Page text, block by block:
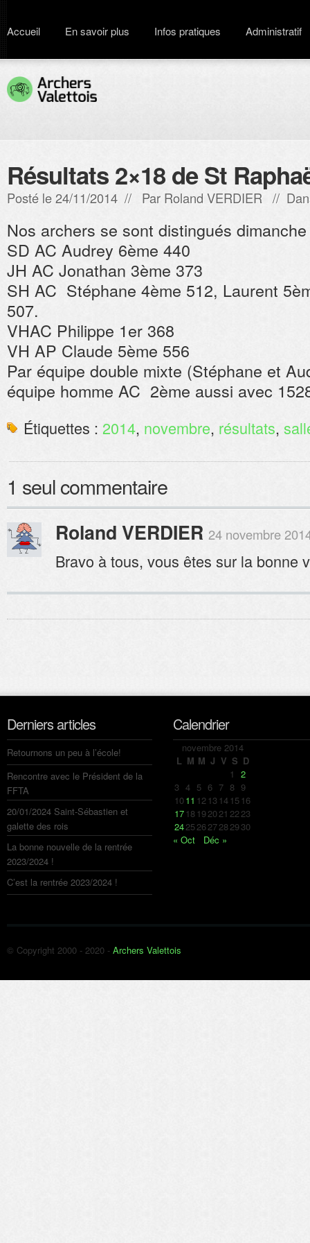
Accueil En savoir plus Infos pratiques Administratif
Résultats 2×18 de St
Posté le 24/11/2014 // Par Roland VERDIER //
Nos archers se sont distingués
SD AC Audrey 6ème 440
JH AC Jonathan 3ème 373
SH AC Stéphane 4ème 512, Laurent
507.
VHAC Philippe 1er 368
VH AP Claude 5ème 556
Par équipe double mixte (Stéphane et
équipe homme AC 2ème aussi avec
Étiquettes : 2014, novembre, résultats,
1 seul commentaire
Roland VERDIER 24 novembre
Bravo à tous, vous êtes sur la bonne
Derniers articles
Retournons un peu à l’école!
Rencontre avec le Président de la
FFTA
20/01/2024 Saint-Sébastien et
galette des rois
La bonne nouvelle de la rentrée
2023/2024 !
C’est la rentrée 2023/2024 !
Calendrier
novembre 2014
L M M J V S D
1 2
3 4 5 6 7 8 9
1011 12 13 14 15 16
17 18 192021 2223
24252627282930
« Oct
Déc »
© Copyright 2000 - 2020 - Archers Valettois